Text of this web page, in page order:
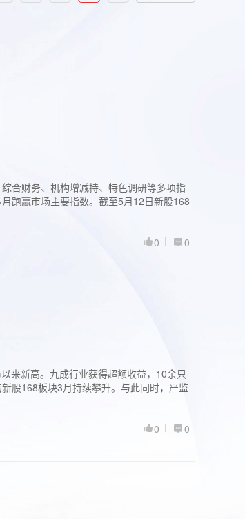
合财务、机构增减持、特色调研等多项指
跑赢市场主要指数。截至5月12日新股168
0
0
来新高。九成行业获得超额收益，10余只
股168板块3月持续攀升。与此同时，严监
0
0